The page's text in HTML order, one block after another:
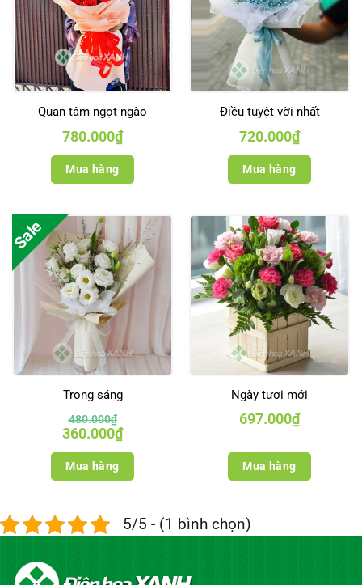
Quan tâm ngọt ngào
780.000₫
Mua hàng
Điều tuyệt vời nhất
720.000₫
Mua hàng
Sale
Trong sáng
480.000₫
Giá
gốc
là:
480.000₫.
360.000₫Giá
hiện
tại
Mua hàng
Ngày tươi mới
697.000₫
Mua hàng
5/5 - (1 bình chọn)